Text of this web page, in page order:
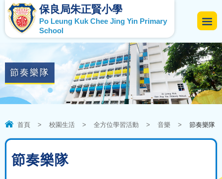
保良局朱正賢小學
Po Leung Kuk Chee Jing Yin Primary
School
節奏樂隊
首頁 > 校園生活 > 全方位學習活動 > 音樂 > 節奏樂隊
節奏樂隊